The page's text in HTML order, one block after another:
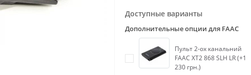
Доступные варианты
Дополнительные опции для FAAC
Пульт 2-ох канальний
FAAC XT2 868 SLH LR (+1
230 грн.)